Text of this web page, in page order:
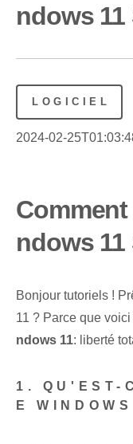
ndows 11
LOGICIEL
2024-02-
ndows 11
Bonjour⁢ tutoriels !
11 ? Parce que
ndows 11: liberté
1. QU'EST-
E